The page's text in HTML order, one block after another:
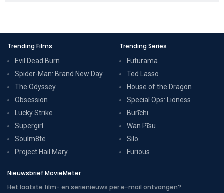
Trending Films
Evil Dead Burn
Spider-Man: Brand New Day
The Odyssey
Obsession
Lucky Strike
Supergirl
Soulm8te
Project Hail Mary
Trending Series
Futurama
Ted Lasso
House of the Dragon
Special Ops: Lioness
Burīchi
Wan Pīsu
Silo
Furious
Nieuwsbrief MovieMeter
Het laatste film- en serienieuws per e-mail ontvangen?